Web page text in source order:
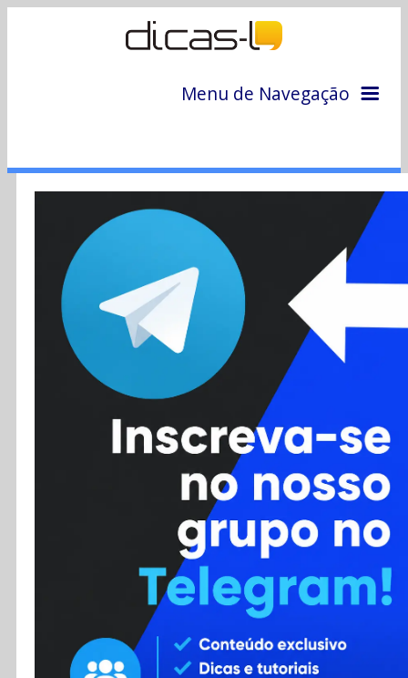
Menu de Navegação
Colunas
Colaboradores
Cursos
Enviar Dica